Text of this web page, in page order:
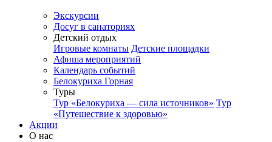
Экскурсии
Досуг в санаториях
Детский отдых
Игровые комнаты Детские площадки
Афиша мероприятий
Календарь событий
Белокуриха Горная
Туры
Тур «Белокуриха — сила источников» Тур
«Путешествие к здоровью»
Акции
О нас